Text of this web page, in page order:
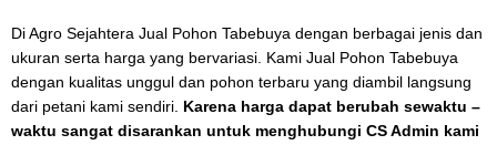
Di Agro Sejahtera Jual Pohon Tabebuya dengan berbagai jenis dan
ukuran serta harga yang bervariasi. Kami Jual Pohon Tabebuya
dengan kualitas unggul dan pohon terbaru yang diambil langsung
dari petani kami sendiri. Karena harga dapat berubah sewaktu –
waktu sangat disarankan untuk menghubungi CS Admin kami